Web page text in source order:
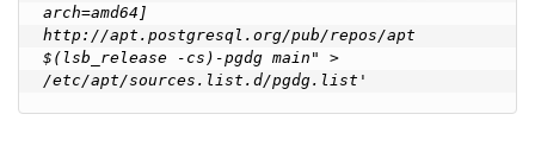
arch=amd64]
http://apt.postgresql.org/pub/repos/apt
$(lsb_release -cs)-pgdg main" >